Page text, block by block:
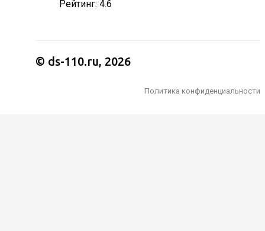
Рейтинг: 4.6
© ds-110.ru, 2026
Политика конфиденциальности